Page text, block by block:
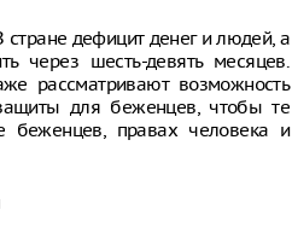
дефицит денег и людей, а
через шесть-девять месяцев.
рассматривают возможность
для беженцев, чтобы те
беженцев, правах человека и